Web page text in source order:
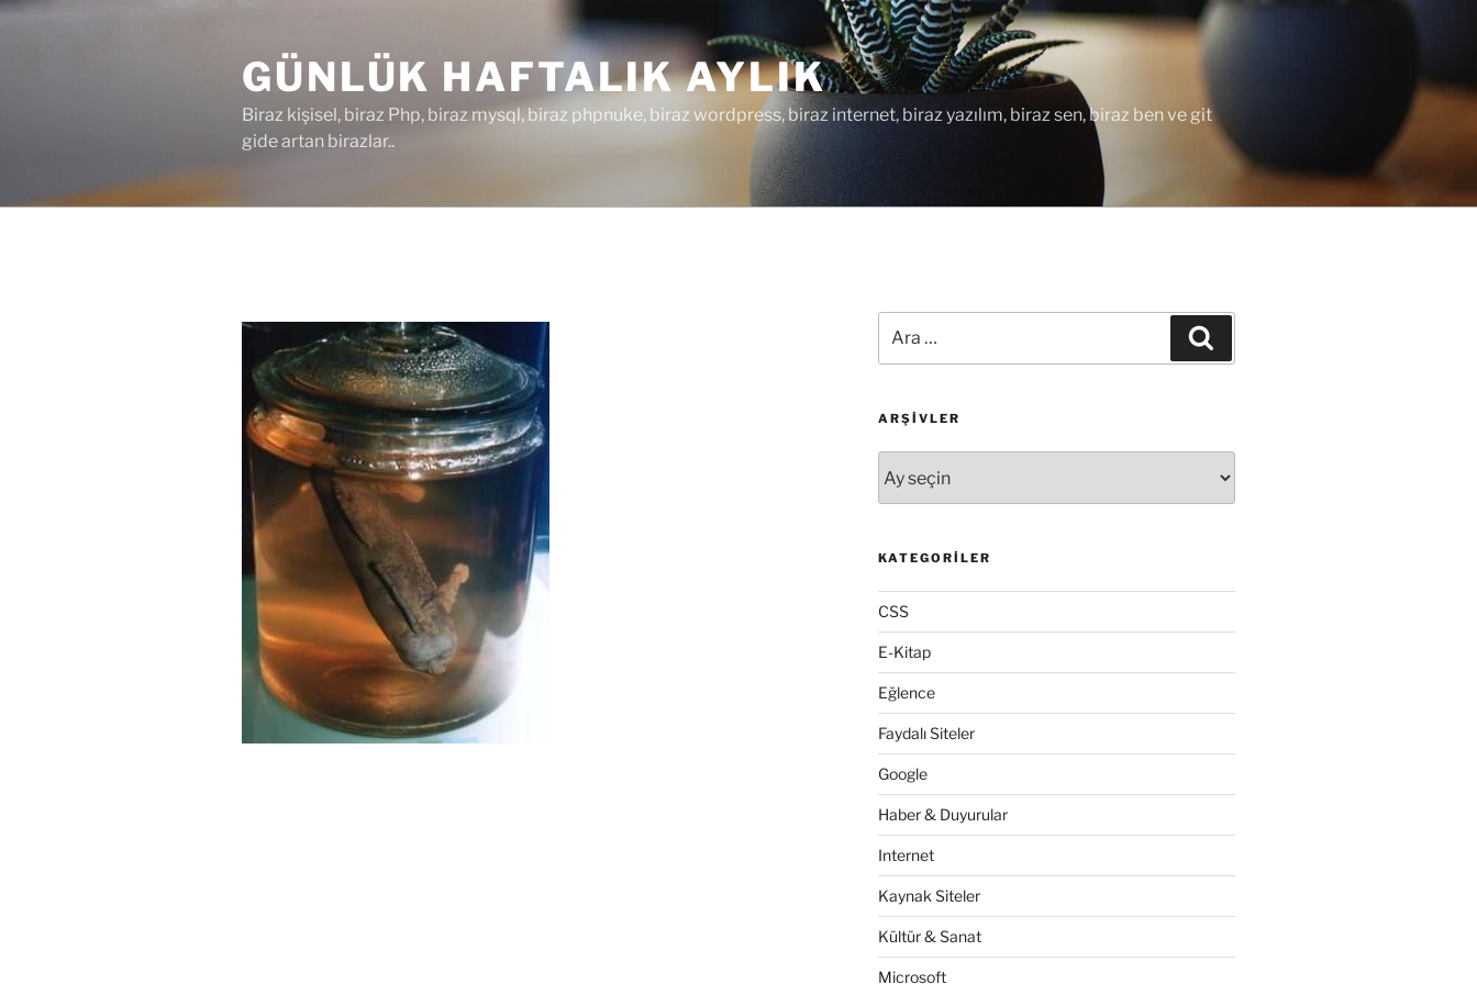
İçeriğe
GÜNLÜK HAFTALIK AYLIK
Biraz kişisel, biraz Php, biraz mysql, biraz phpnuke, biraz wordpress, biraz internet, biraz yazılım, biraz sen, biraz ben ve git
gide artan birazlar..
ARŞIVLER
KATEGORILER
CSS
E-Kitap
Eğlence
Faydalı Siteler
Google
Haber & Duyurular
Internet
Kaynak Siteler
Kültür & Sanat
Microsoft